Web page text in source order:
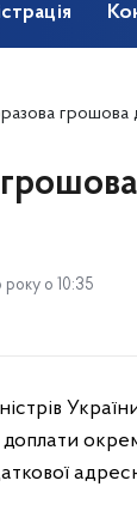
грошова доплата
року о 10:35
доплати